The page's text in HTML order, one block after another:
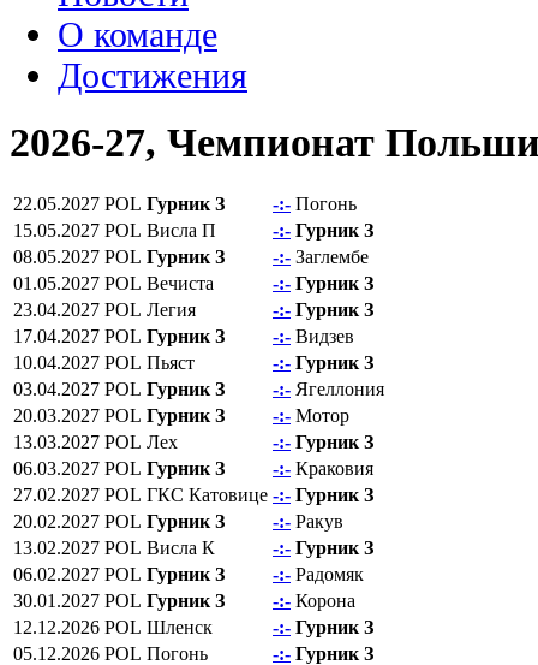
О команде
Достижения
2026-27, Чемпионат
22.05.2027 POL Гурник З -:- Погонь
15.05.2027 POL Висла П -:- Гурник З
08.05.2027 POL Гурник З -:- Заглембе
01.05.2027 POL Вечиста -:- Гурник З
23.04.2027 POL Легия -:- Гурник З
17.04.2027 POL Гурник З -:- Видзев
10.04.2027 POL Пьяст -:- Гурник З
03.04.2027 POL Гурник З -:- Ягеллония
20.03.2027 POL Гурник З -:- Мотор
13.03.2027 POL Лех -:- Гурник З
06.03.2027 POL Гурник З -:- Краковия
27.02.2027 POL ГКС Катовице -:- Гурник З
20.02.2027 POL Гурник З -:- Ракув
13.02.2027 POL Висла К -:- Гурник З
06.02.2027 POL Гурник З -:- Радомяк
30.01.2027 POL Гурник З -:- Корона
12.12.2026 POL Шленск -:- Гурник З
05.12.2026 POL Погонь -:- Гурник З